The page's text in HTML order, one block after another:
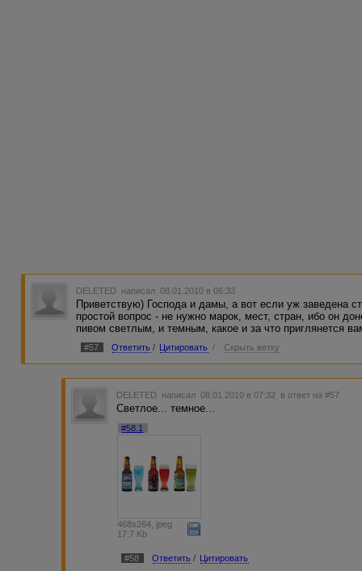
DELETED написал 08.01.2010 в 06:33
Приветствую) Господа и дамы, а вот если уж заведена
простой вопрос - не нужно марок, мест, стран, ибо он
пивом светлым, и темным, какое и за что приглянется
#57 Ответить / Цитировать / Скрыть ветку
DELETED написал 08.01.2010 в 07:32 в ответ на #57
Светлое... темное...
#58.1
468x264, jpeg
17.7 Kb
#58 Ответить / Цитировать